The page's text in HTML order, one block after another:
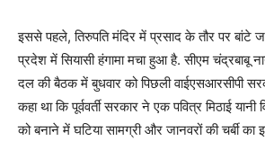
इससे पहले, तिरुपति मंदिर में प्रसाद के तौर पर
प्रदेश में सियासी हंगामा मचा हुआ है. सीएम चंद्रबाबू
दल की बैठक में बुधवार को पिछली वाईएसआरसीपी
कहा था कि पूर्ववर्ती सरकार ने एक पवित्र मिठाई यानी
को बनाने में घटिया सामग्री और जानवरों की चर्बी का